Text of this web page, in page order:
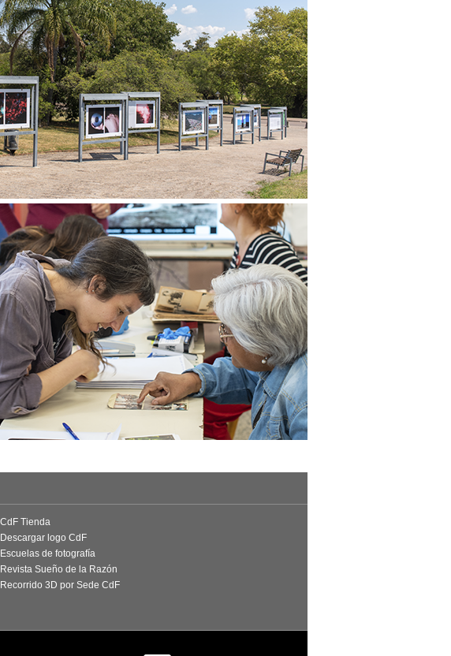
CdF Tienda
Descargar logo CdF
Escuelas de fotografía
Revista Sueño de la Razón
Recorrido 3D por Sede CdF